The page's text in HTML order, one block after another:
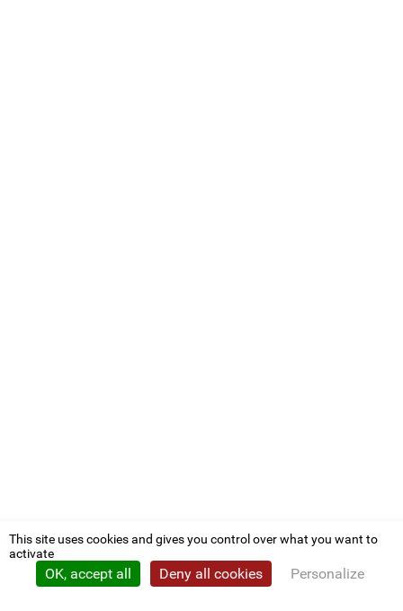
This site uses cookies and gives you control over what you want to
activate
OK, accept all Deny all cookies Personalize